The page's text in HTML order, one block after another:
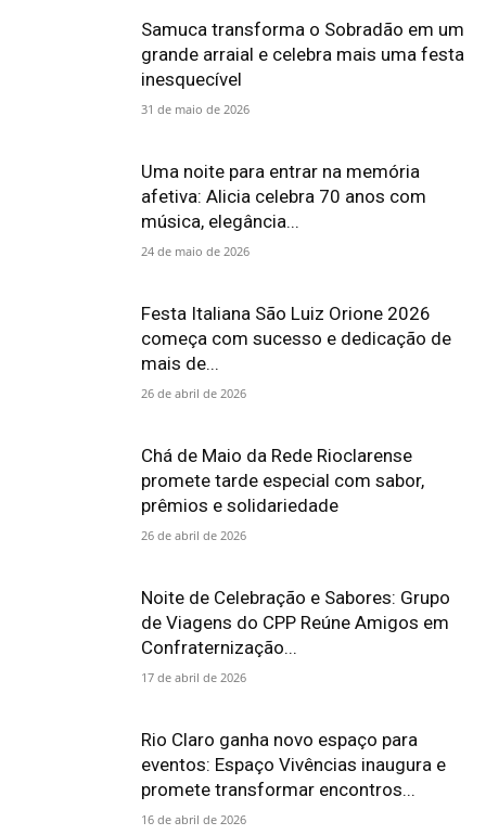
Samuca transforma o Sobradão em um
grande arraial e celebra mais uma festa
inesquecível
31 de maio de 2026
Uma noite para entrar na memória
afetiva: Alicia celebra 70 anos com
música, elegância...
24 de maio de 2026
Festa Italiana São Luiz Orione 2026
começa com sucesso e dedicação de
mais de...
26 de abril de 2026
Chá de Maio da Rede Rioclarense
promete tarde especial com sabor,
prêmios e solidariedade
26 de abril de 2026
Noite de Celebração e Sabores: Grupo
de Viagens do CPP Reúne Amigos em
Confraternização...
17 de abril de 2026
Rio Claro ganha novo espaço para
eventos: Espaço Vivências inaugura e
promete transformar encontros...
16 de abril de 2026